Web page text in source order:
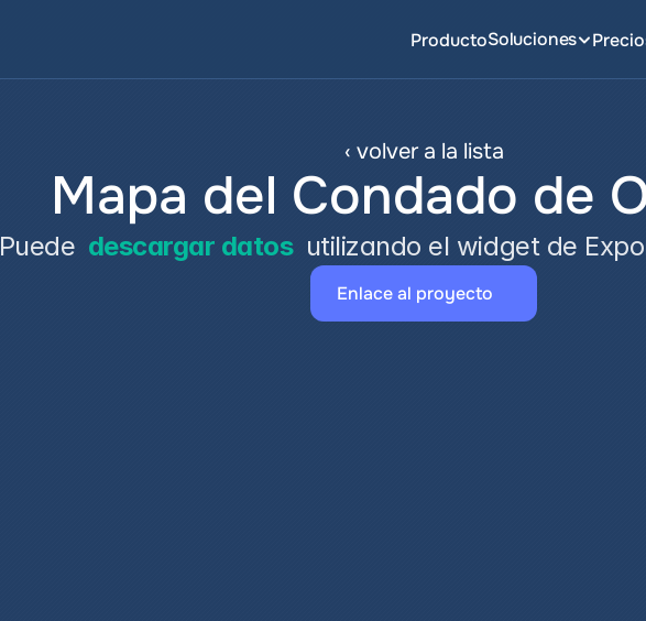
ProductoSoluciones
‹ volver a la lista
Mapa del Condado de
Puede descargar datos utilizando el widget de
Enlace al proyecto